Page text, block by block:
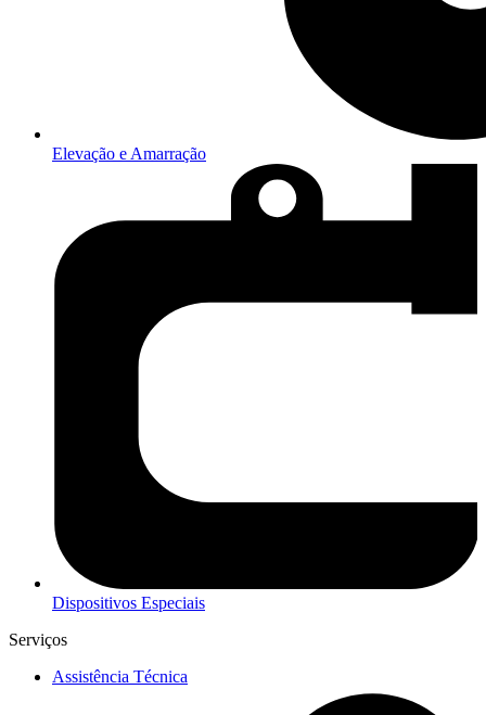
Elevação e Amarração
Dispositivos Especiais
Serviços
Assistência Técnica